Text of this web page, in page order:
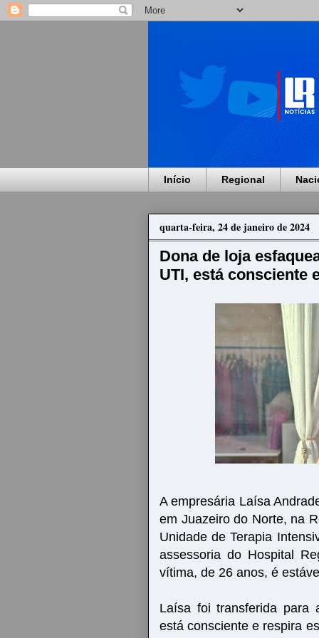
Início Regional
quarta-feira, 24 de janeiro de 2024
Dona de loja
UTI, está consciente
A empresária Laísa
em Juazeiro do Norte, na
Unidade de Terapia
assessoria do Hospital
vítima, de 26 anos, é
Laísa foi transferida para
está consciente e respira